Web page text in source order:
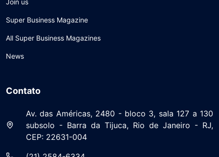
Super Business Magazine
All Super Business Magazines
News
Contato
Av. das Américas, 2480 - bloco 3, sala 127 a 130
subsolo - Barra da Tijuca, Rio de Janeiro - RJ,
CEP: 22631-004